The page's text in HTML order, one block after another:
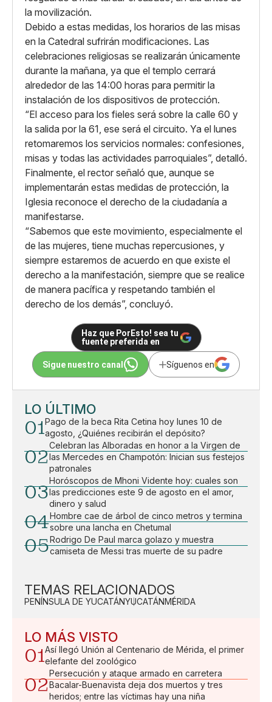
la movilización.
Debido a estas medidas, los horarios de las misas
en la Catedral sufrirán modificaciones. Las
celebraciones religiosas se realizarán únicamente
durante la mañana, ya que el templo cerrará
alrededor de las 14:00 horas para permitir la
instalación de los dispositivos de protección.
“El acceso para los fieles será sobre la calle 60 y
la salida por la 61, ese será el circuito. Ya el lunes
retomaremos los servicios normales: confesiones,
misas y todas las actividades parroquiales”, detalló.
Finalmente, el rector señaló que, aunque se
implementarán estas medidas de protección, la
Iglesia reconoce el derecho de la ciudadanía a
manifestarse.
“Sabemos que este movimiento, especialmente el
de las mujeres, tiene muchas repercusiones, y
siempre estaremos de acuerdo en que existe el
derecho a la manifestación, siempre que se realice
de manera pacífica y respetando también el
derecho de los demás”, concluyó.
Haz que PorEsto! sea tu
fuente preferida en
Sigue nuestro canal Síguenos en
LO ÚLTIMO
01Pago de la beca Rita Cetina hoy lunes 10 de
agosto, ¿Quiénes recibirán el depósito?
02
Celebran las Alboradas en honor a la Virgen de
las Mercedes en Champotón: Inician sus festejos
patronales
03
Horóscopos de Mhoni Vidente hoy: cuales son
las predicciones este 9 de agosto en el amor,
dinero y salud
04Hombre cae de árbol de cinco metros y termina
sobre una lancha en Chetumal
05Rodrigo De Paul marca golazo y muestra
camiseta de Messi tras muerte de su padre
TEMAS RELACIONADOS
PENÍNSULA DE YUCATÁNYUCATÁNMÉRIDA
LO MÁS VISTO
01Así llegó Unión al Centenario de Mérida, el primer
elefante del zoológico
02
Persecución y ataque armado en carretera
Bacalar-Buenavista deja dos muertos y tres
heridos; entre las víctimas hay una niña